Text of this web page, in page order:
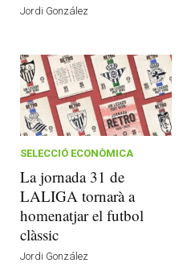
Jordi González
SELECCIÓ ECONÒMICA
La jornada 31 de
LALIGA tornarà a
homenatjar el futbol
clàssic
Jordi González